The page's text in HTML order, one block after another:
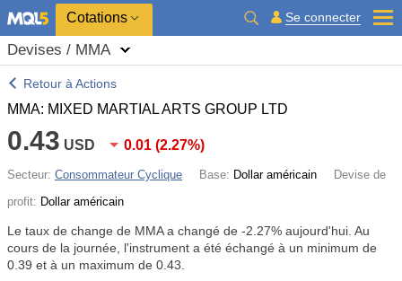
Cotations Se connecter
Devises / MMA
Retour à Actions
MMA: MIXED MARTIAL ARTS GROUP LTD
0.43 USD 0.01 (2.27%)
Secteur: Consommateur Cyclique Base: Dollar américain
Devise de
profit: Dollar américain
Le taux de change de MMA a changé de -2.27% aujourd'hui. Au
cours de la journée, l'instrument a été échangé à un minimum de
0.39 et à un maximum de 0.43.